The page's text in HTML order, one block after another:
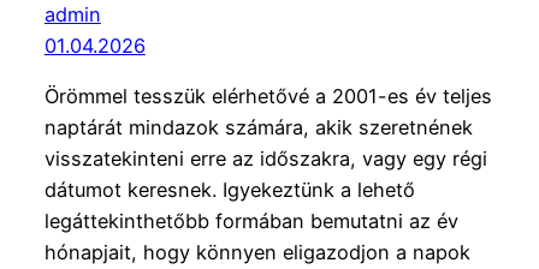
admin
01.04.2026
Örömmel tesszük elérhetővé a 2001-es év teljes
naptárát mindazok számára, akik szeretnének
visszatekinteni erre az időszakra, vagy egy régi
dátumot keresnek. Igyekeztünk a lehető
legáttekinthetőbb formában bemutatni az év
hónapjait, hogy könnyen eligazodjon a napok